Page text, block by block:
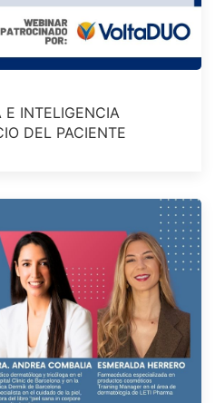
E INTELIGENCIA
DEL PACIENTE